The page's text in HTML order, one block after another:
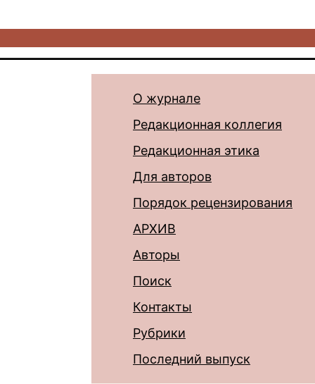
О журнале
Редакционная коллегия
Редакционная этика
Для авторов
Порядок рецензирования
АРХИВ
Авторы
Поиск
Контакты
Рубрики
Последний выпуск